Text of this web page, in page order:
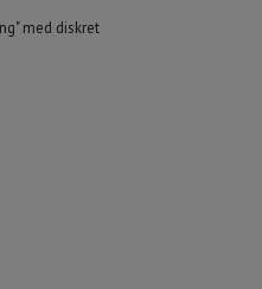
med diskret